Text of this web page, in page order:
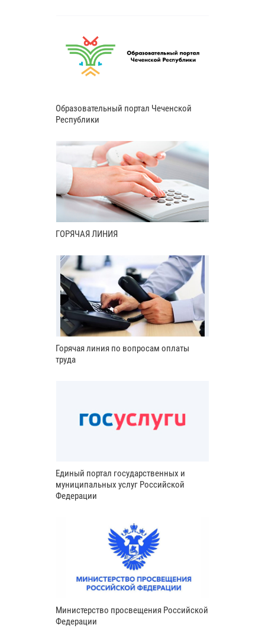
Образовательный портал Чеченской
Республики
ГОРЯЧАЯ ЛИНИЯ
Горячая линия по вопросам оплаты
труда
Единый портал государственных и
муниципальных услуг Российской
Федерации
Министерство просвещения Российской
Федерации